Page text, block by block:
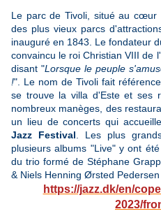
Le parc de Tivoli, situé au cœur
des plus vieux parcs
inauguré en 1843. Le fondateur
convaincu le roi Christian VIII de
disant "Lorsque le peuple
!". Le nom de Tivoli fait
se trouve la villa d'Este et ses
nombreux manèges, des
un lieu de concerts qui
Jazz Festival . Les plus
plusieurs albums "Live" y ont
du trio formé de Stéphane
& Niels Henning Ørsted
https://jazz.dk/en/
2023/